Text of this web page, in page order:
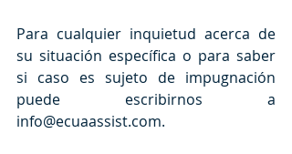
Para cualquier inquietud acerca de
su situación específica o para saber
si caso es sujeto de impugnación
puede escribirnos a
info@ecuaassist.com.